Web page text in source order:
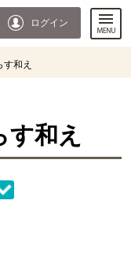
ログイン
和え
和え